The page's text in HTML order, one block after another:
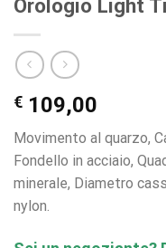
Orologio Light
€ 109,00
Movimento al quarzo,
Fondello in acciaio,
minerale, Diametro
nylon.